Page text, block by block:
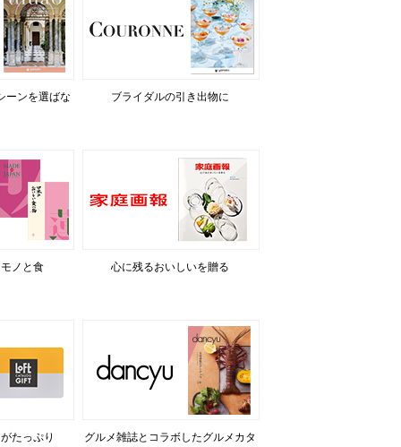
ーンを選ばな ブライダルの引き出物に
ノと食 心に残るおいしいを贈る
たっぷり グルメ雑誌とコラボしたグルメカタ